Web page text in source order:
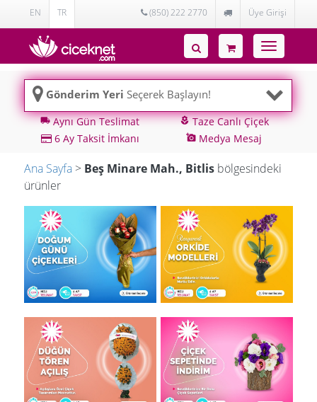
EN TR (850) 222 2770 Üye Girişi
Toggle
navigation
Gönderim Yeri Seçerek Başlayın!
local_shippingAynı Gün Teslimat local_floristTaze Canlı Çiçek
6 Ay Taksit İmkanı
add_a_photo Medya Mesaj
Ana Sayfa > Beş Minare Mah., Bitlis bölgesindeki
ürünler